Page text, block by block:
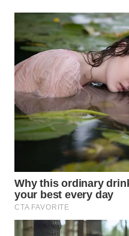
LABUHANBATU
WN
TAPANULI
TENGAH
WN DELI
SERDANG
TINGGI
WN
PAKPAK